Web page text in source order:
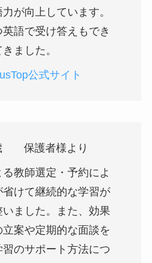
が向上しています。
語で受け答えもでき
ました。
公式サイト
保護者様より
教師選定・予約によ
省けて継続的な学習が
ました。また、効果
案や定期的な面談を
のサポート方法につ